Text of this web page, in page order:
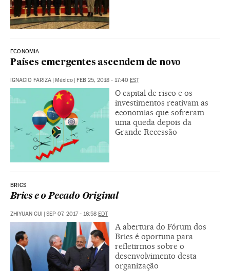
ECONOMIA
Países emergentes ascendem de novo
IGNACIO FARIZA | México | FEB 25, 2018 - 17:40 EST
O capital de risco e os
investimentos reativam as
economias que sofreram
uma queda depois da
Grande Recessão
BRICS
Brics e o Pecado Original
ZHIYUAN CUI | SEP 07, 2017 - 16:58 EDT
A abertura do Fórum dos
Brics é oportuna para
refletirmos sobre o
desenvolvimento desta
organização